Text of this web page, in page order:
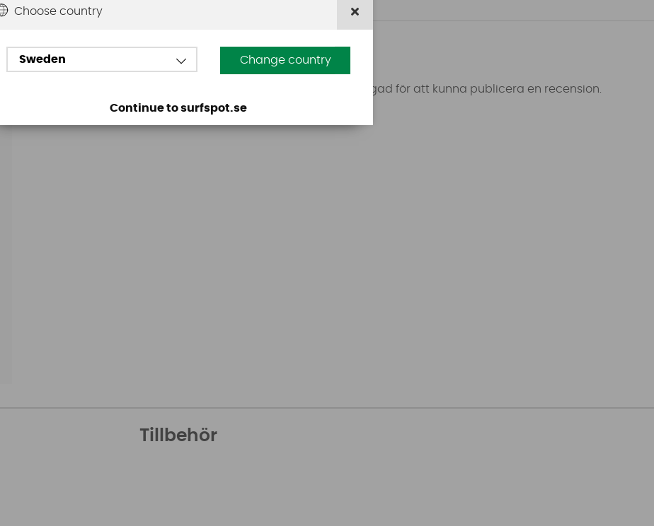
Omdömen
Den här produkten har inga recensioner. Du måste vara inloggad för att kunna publicera en recension.
Tillbehör
Choose country
Sweden Change country
Continue to surfspot.se